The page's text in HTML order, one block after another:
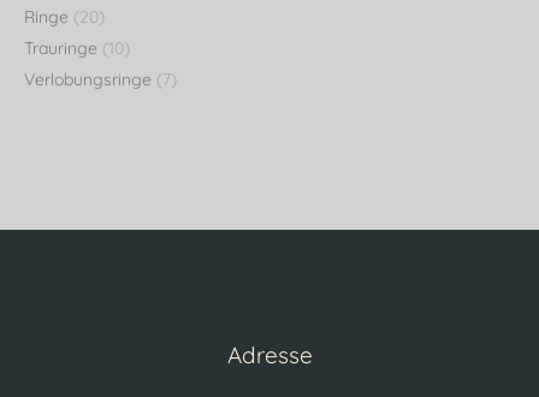
Ringe (20)
Trauringe (10)
Verlobungsringe (7)
Adresse